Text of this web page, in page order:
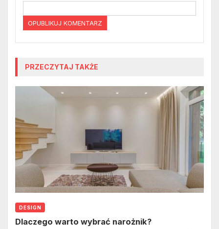
PRZECZYTAJ TAKŻE
DESIGN
Dlaczego warto wybrać narożnik?